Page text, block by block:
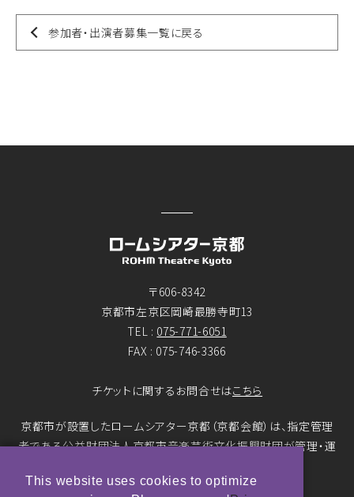
参加者・出演者募集一覧に戻る
〒606-8342
京都市左京区岡崎最勝寺町13
TEL : 075-771-6051
FAX : 075-746-3366
チケットに関するお問合せはこちら
京都市が設置したロームシアター京都（京都会館）は、指定管理
者である公益財団法人京都市音楽芸術文化振興財団が管理・運
This website uses cookies to optimize